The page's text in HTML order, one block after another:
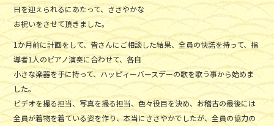
日を迎えられるにあたって、ささやかな
お祝いをさせて頂きました。
1か月前に計画をして、皆さんにご相談した結果、全員の快諾を持って、指
導者1人のピアノ演奏に合わせて、各自
小さな楽器を手に持って、ハッピィーバースデーの歌を歌う事から始めま
した。
ビデオを撮る担当、写真を撮る担当、色々役目を決め、お稽古の最後には
全員が着物を着ている姿を作り、本当にささやかでしたが、全員の協力の